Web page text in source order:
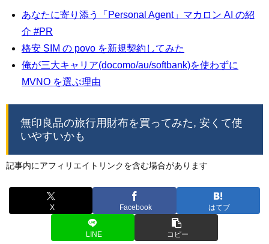
あなたに寄り添う「Personal Agent」マカロン AI の紹
介 #PR
格安 SIM の povo を新規契約してみた
俺が三大キャリア(docomo/au/softbank)を使わずに
MVNO を選ぶ理由
無印良品の旅行用財布を買ってみた, 安くて使
いやすいかも
記事内にアフィリエイトリンクを含む場合があります
X Facebook はてブ
LINE コピー